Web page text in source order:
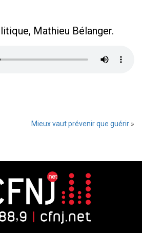
Mathieu Bélanger.
Mieux vaut prévenir que guérir »